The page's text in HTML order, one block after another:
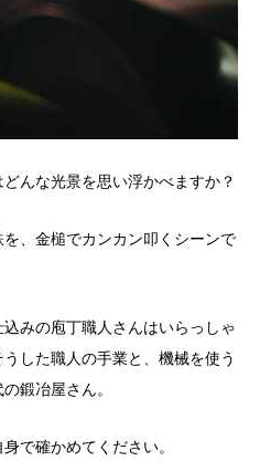
んな光景を思い浮かべますか？
、金槌でカンカン叩くシーンで
みの庖丁職人さんはいらっしゃ
した職人の手業と、機械を使う
鍛冶屋さん。
で確かめてください。